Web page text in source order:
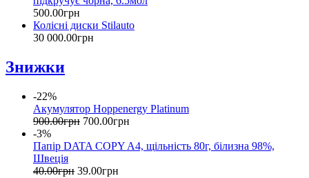
500.00грн
Колісні диски Stilauto
30 000.00грн
Знижки
-22%
Акумулятор Hoppenergy Platinum
900.00грн 700.00грн
-3%
Папір DATA COPY A4, щільність 80г, білизна 98%,
Швеція
40.00грн 39.00грн